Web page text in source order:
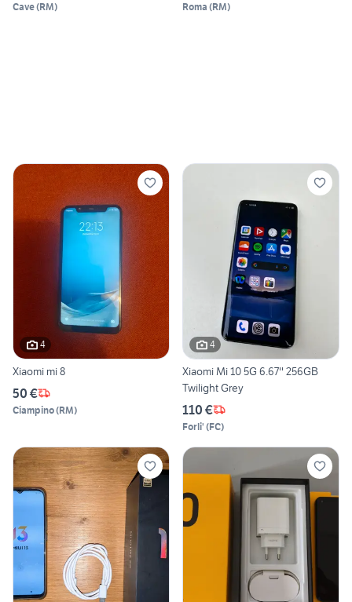
Cave(RM) Roma (RM)
4
Xiaomi mi 8
50 €
Ciampino(RM)
4
Xiaomi Mi 10 5G 6.67'' 256GB
Twilight Grey
110 €
Forli' (FC)